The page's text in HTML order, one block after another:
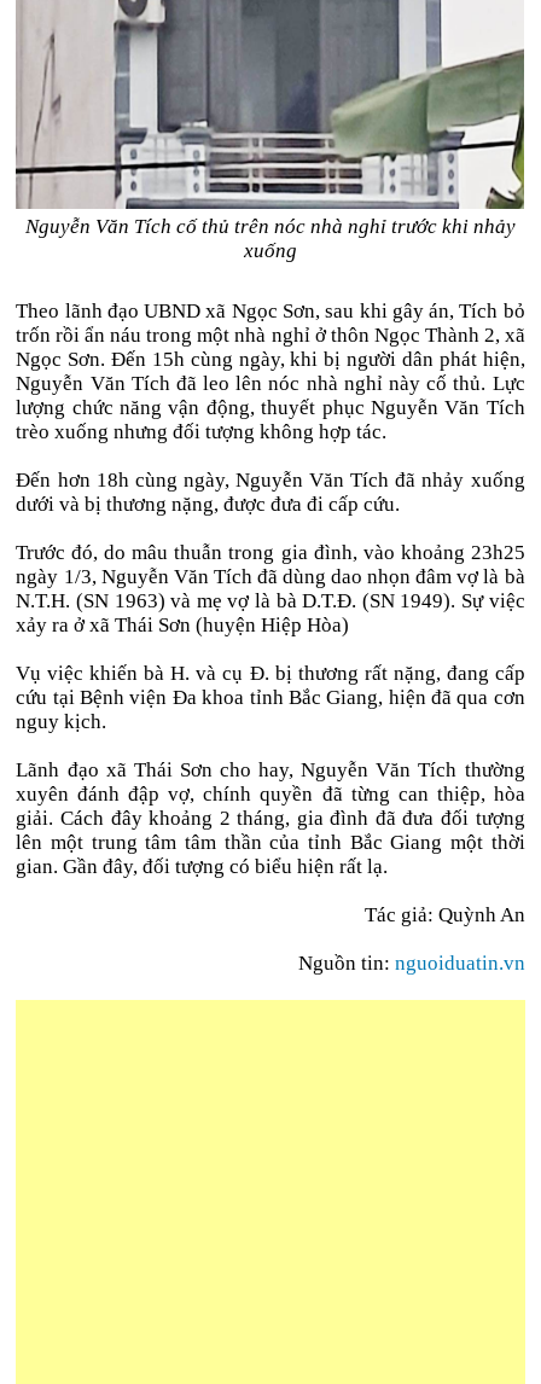
Nguyễn Văn Tích cố thủ trên nóc nhà nghỉ trước khi nhảy
xuống
Theo lãnh đạo UBND xã Ngọc Sơn, sau khi gây án, Tích bỏ
trốn rồi ẩn náu trong một nhà nghỉ ở thôn Ngọc Thành 2, xã
Ngọc Sơn. Đến 15h cùng ngày, khi bị người dân phát hiện,
Nguyễn Văn Tích đã leo lên nóc nhà nghỉ này cố thủ. Lực
lượng chức năng vận động, thuyết phục Nguyễn Văn Tích
trèo xuống nhưng đối tượng không hợp tác.
Đến hơn 18h cùng ngày, Nguyễn Văn Tích đã nhảy xuống
dưới và bị thương nặng, được đưa đi cấp cứu.
Trước đó, do mâu thuẫn trong gia đình, vào khoảng 23h25
ngày 1/3, Nguyễn Văn Tích đã dùng dao nhọn đâm vợ là bà
N.T.H. (SN 1963) và mẹ vợ là bà D.T.Đ. (SN 1949). Sự việc
xảy ra ở xã Thái Sơn (huyện Hiệp Hòa)
Vụ việc khiến bà H. và cụ Đ. bị thương rất nặng, đang cấp
cứu tại Bệnh viện Đa khoa tỉnh Bắc Giang, hiện đã qua cơn
nguy kịch.
Lãnh đạo xã Thái Sơn cho hay, Nguyễn Văn Tích thường
xuyên đánh đập vợ, chính quyền đã từng can thiệp, hòa
giải. Cách đây khoảng 2 tháng, gia đình đã đưa đối tượng
lên một trung tâm tâm thần của tỉnh Bắc Giang một thời
gian. Gần đây, đối tượng có biểu hiện rất lạ.
Tác giả: Quỳnh An
Nguồn tin: nguoiduatin.vn